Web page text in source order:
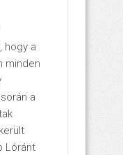
hogy a
minden
a
Lóránt